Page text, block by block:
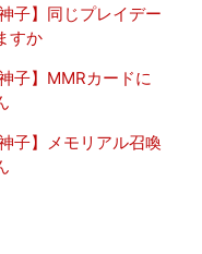
子】同じプレイデー
すか
子】MMRカードに
子】メモリアル召喚